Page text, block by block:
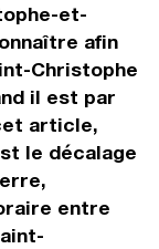
et-
afin
Christophe
il est par
article,
le décalage
entre